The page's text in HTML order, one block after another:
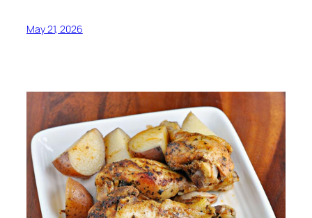
May 21, 2026